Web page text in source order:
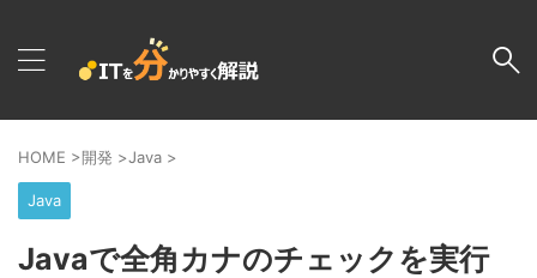
HOME >開発 >Java >
Java
Javaで全角カナのチェックを実行